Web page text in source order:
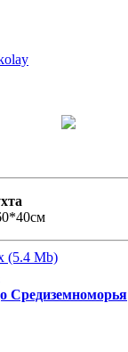
(5.4 Mb)
Средиземноморья